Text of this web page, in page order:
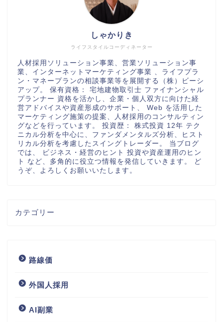
ライフスタイルコーディネーター
しゃかりき
人材採用ソリューション事業、営業ソリューション事
業、インターネットマーケティング事業 、ライフプラ
ン・マネープランの相談事業等を展開する（株）ビーシ
アップ。 保有資格： 宅地建物取引士 ファイナンシャル
プランナー 資格を活かし、企業・個人双方に向けた経
営アドバイスや資産形成のサポート、 Web を活用した
マーケティング施策の提案、人材採用のコンサルティン
グなどを行っています。 投資歴： 株式投資 12年 テク
ニカル分析を中心に、ファンダメンタルズ分析、ヒスト
リカル分析を考慮したスイングトレーダー。 当ブログ
では、 ビジネス・経営のヒント 投資や資産運用のヒン
ト など、多角的に役立つ情報を発信していきます。 ど
うぞ、よろしくお願いいたします。
カテゴリー
路線価
外国人採用
AI副業